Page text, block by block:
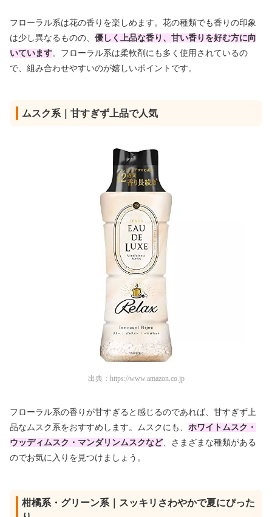
フローラル系は花の香りを楽しめます。花の種類でも香りの印象
は少し異なるものの、 優しく上品な香り、甘い香りを好む方に向
いています。フローラル系は柔軟剤にも多く使用されているの
で、組み合わせやすいのが嬉しいポイントです。
ムスク系｜甘すぎず上品で人気
出典： https://www.amazon.co.jp
フローラル系の香りが甘すぎると感じるのであれば、甘すぎず上
品なムスク系をおすすめします。ムスクにも、 ホワイトムスク・
ウッディムスク・マンダリンムスクなど、さまざまな種類がある
のでお気に入りを見つけましょう。
柑橘系・グリーン系｜スッキリさわやかで夏にぴった